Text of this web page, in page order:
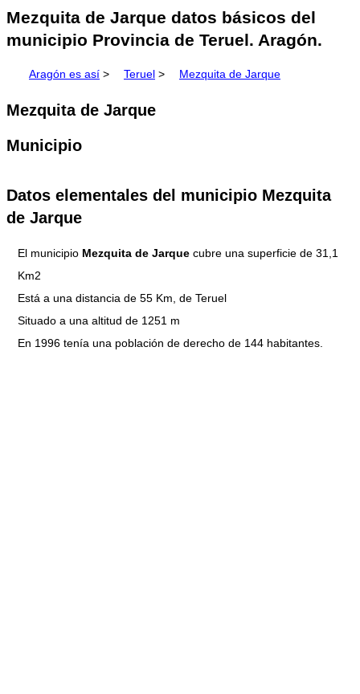
Mezquita de Jarque datos básicos del
municipio Provincia de Teruel. Aragón.
Aragón es así > Teruel > Mezquita de Jarque
Mezquita de Jarque
Municipio
Datos elementales del municipio Mezquita
de Jarque
El municipio Mezquita de Jarque cubre una superficie de 31,1
Km2
Está a una distancia de 55 Km, de Teruel
Situado a una altitud de 1251 m
En 1996 tenía una población de derecho de 144 habitantes.